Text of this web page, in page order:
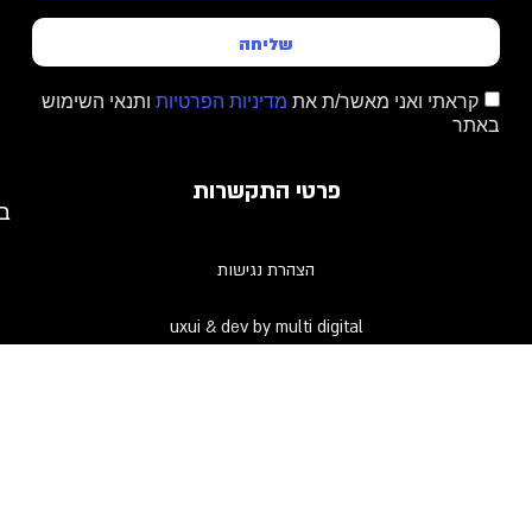
קראתי ואני מאשר/ת את מדיניות הפרטיותותנאי השימוש
באתר
שליחה
פרטי התקשרות
הצהרת נגישות
uxui & dev by multi digital